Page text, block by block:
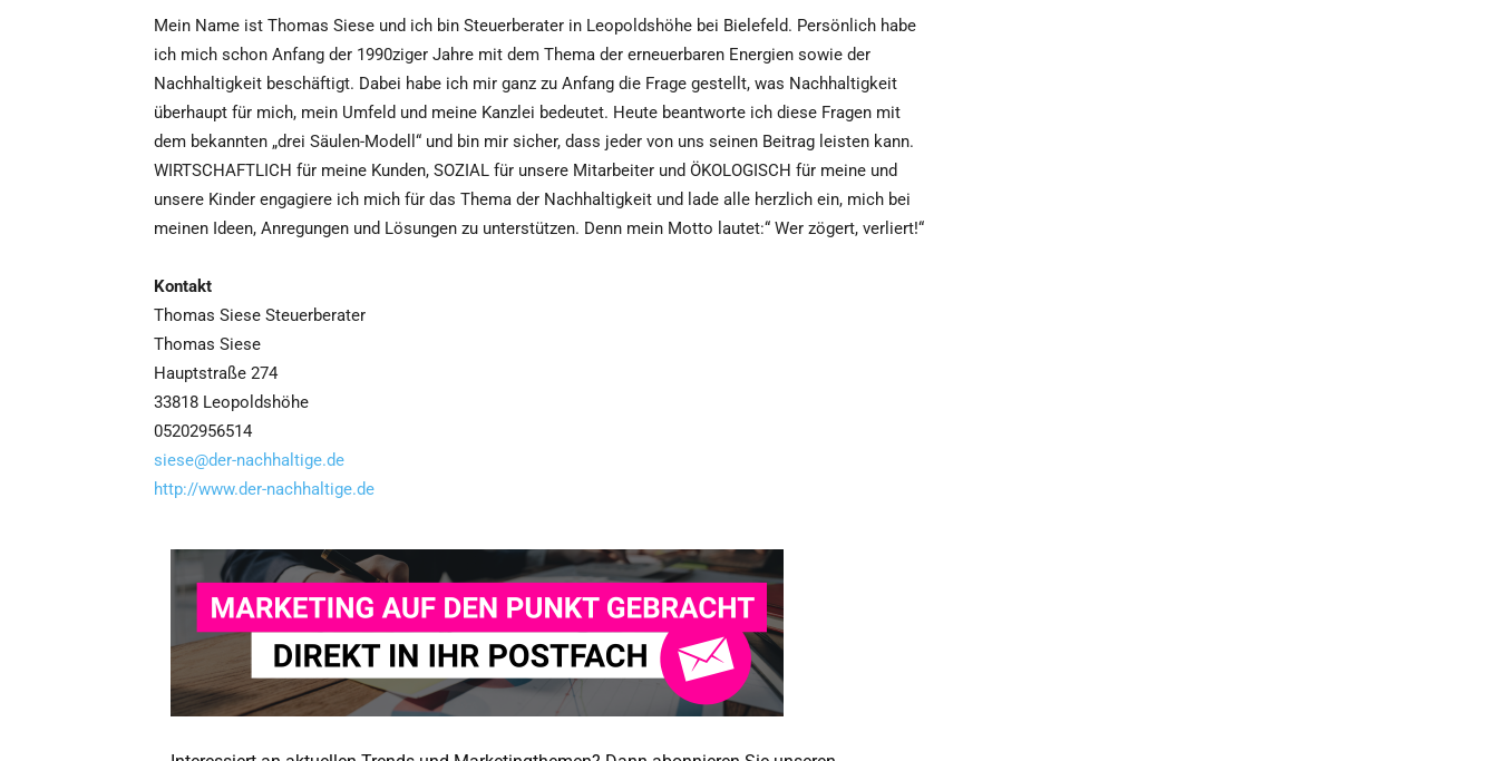
Mein Name ist Thomas Siese und ich bin Steuerberater in Leopoldshöhe bei Bielefeld. Persönlich habe
ich mich schon Anfang der 1990ziger Jahre mit dem Thema der erneuerbaren Energien sowie der
Nachhaltigkeit beschäftigt. Dabei habe ich mir ganz zu Anfang die Frage gestellt, was Nachhaltigkeit
überhaupt für mich, mein Umfeld und meine Kanzlei bedeutet. Heute beantworte ich diese Fragen mit
dem bekannten „drei Säulen-Modell“ und bin mir sicher, dass jeder von uns seinen Beitrag leisten kann.
WIRTSCHAFTLICH für meine Kunden, SOZIAL für unsere Mitarbeiter und ÖKOLOGISCH für meine und
unsere Kinder engagiere ich mich für das Thema der Nachhaltigkeit und lade alle herzlich ein, mich bei
meinen Ideen, Anregungen und Lösungen zu unterstützen. Denn mein Motto lautet:“ Wer zögert, verliert!“
Kontakt
Thomas Siese Steuerberater
Thomas Siese
Hauptstraße 274
33818 Leopoldshöhe
05202956514
siese@der-nachhaltige.de
http://www.der-nachhaltige.de